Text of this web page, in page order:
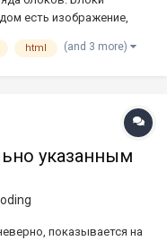
есть изображение,
у меня были варианты
html (and 3 more)
указанным
показывается на